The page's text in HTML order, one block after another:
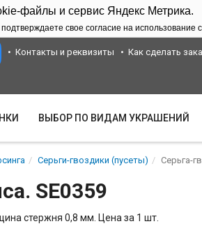
файлы и сервис Яндекс Метрика.
свое согласие на
Контакты и реквизиты Как сделать
ВЫБОР ПО ВИДАМ УКРАШЕНИЙ
Серьги-гвоздики (пусеты) Серьга-
SE0359
стержня 0,8 мм. Цена за 1 шт.